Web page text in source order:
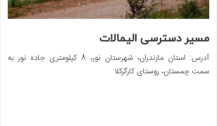
مسیر دسترسی الیمالات
آدرس: استان مازندران، شهرستان نور، 8 کیلومتری جاده نور به
سمت چمستان، روستای کارگرکلا